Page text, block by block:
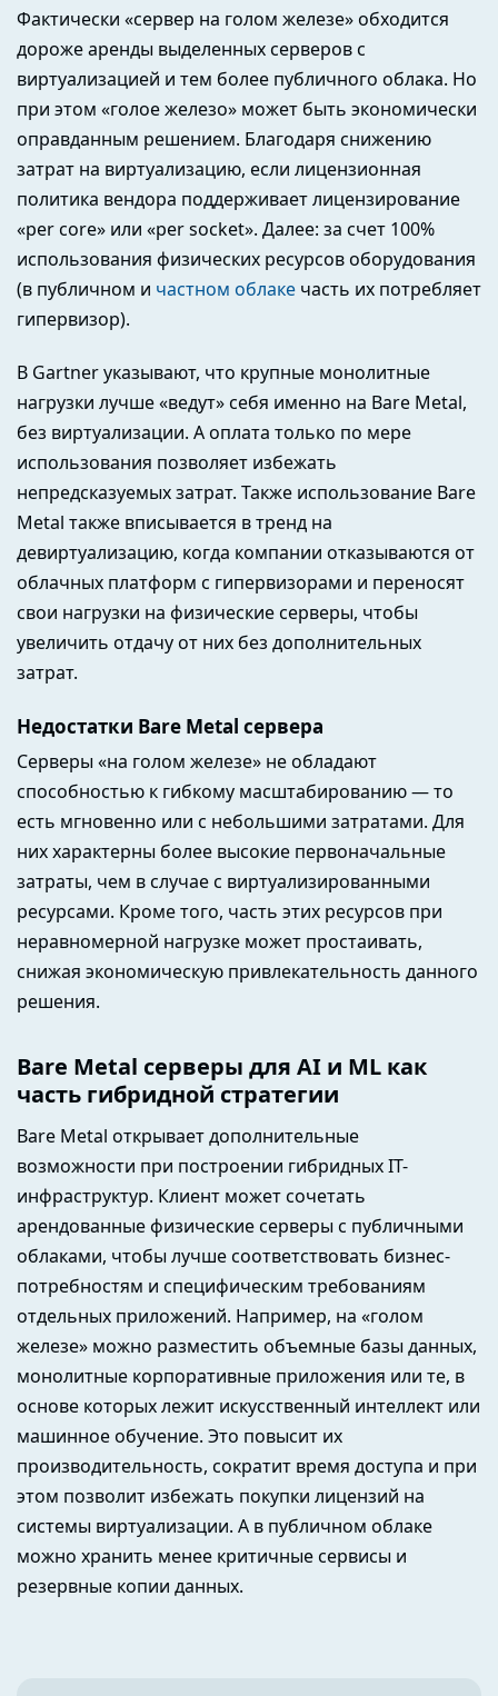
Фактически «сервер на голом железе» обходится
дороже аренды выделенных серверов с
виртуализацией и тем более публичного облака. Но
при этом «голое железо» может быть экономически
оправданным решением. Благодаря снижению
затрат на виртуализацию, если лицензионная
политика вендора поддерживает лицензирование
«per core» или «per socket». Далее: за счет 100%
использования физических ресурсов оборудования
(в публичном и частном облаке часть их потребляет
гипервизор).
В Gartner указывают, что крупные монолитные
нагрузки лучше «ведут» себя именно на Bare Metal,
без виртуализации. А оплата только по мере
использования позволяет избежать
непредсказуемых затрат. Также использование Bare
Metal также вписывается в тренд на
девиртуализацию, когда компании отказываются от
облачных платформ с гипервизорами и переносят
свои нагрузки на физические серверы, чтобы
увеличить отдачу от них без дополнительных
затрат.
Недостатки Bare Metal сервера
Серверы «на голом железе» не обладают
способностью к гибкому масштабированию — то
есть мгновенно или с небольшими затратами. Для
них характерны более высокие первоначальные
затраты, чем в случае с виртуализированными
ресурсами. Кроме того, часть этих ресурсов при
неравномерной нагрузке может простаивать,
снижая экономическую привлекательность данного
решения.
Bare Metal серверы для AI и ML как
часть гибридной стратегии
Bare Metal открывает дополнительные
возможности при построении гибридных IT-
инфраструктур. Клиент может сочетать
арендованные физические серверы с публичными
облаками, чтобы лучше соответствовать бизнес-
потребностям и специфическим требованиям
отдельных приложений. Например, на «голом
железе» можно разместить объемные базы данных,
монолитные корпоративные приложения или те, в
основе которых лежит искусственный интеллект или
машинное обучение. Это повысит их
производительность, сократит время доступа и при
этом позволит избежать покупки лицензий на
системы виртуализации. А в публичном облаке
можно хранить менее критичные сервисы и
резервные копии данных.